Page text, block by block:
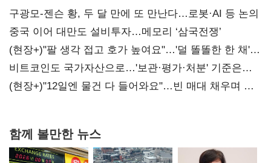
구광모-젠슨 황, 두 달 만에 또 만난다…로봇·AI 등 논의
중국 이어 대만도 설비투자…메모리 ‘삼국전쟁’
(현장+)"팔 생각 접고 호가 높여요"…'덜 똘똘한 한 채'
20억 키맞추기
비트코인도 국가자산으로…'보관·평가·처분' 기준은
숙제
(현장+)"12일엔 물건 다 들어와요"…빈 매대 채우며 문
함께 볼만한 뉴스